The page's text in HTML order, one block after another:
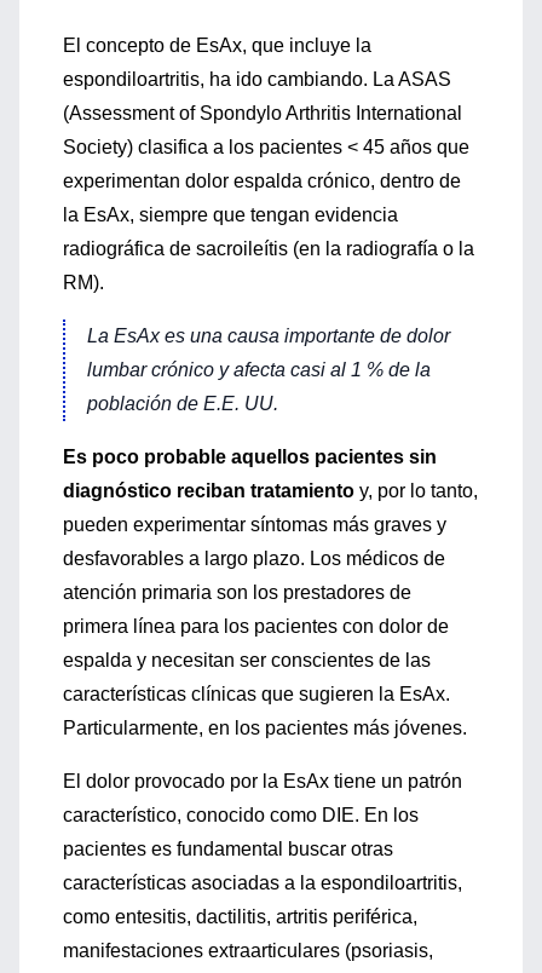
El concepto de EsAx, que incluye la
espondiloartritis, ha ido cambiando. La ASAS
(Assessment of Spondylo Arthritis International
Society) clasifica a los pacientes < 45 años que
experimentan dolor espalda crónico, dentro de
la EsAx, siempre que tengan evidencia
radiográfica de sacroileítis (en la radiografía o la
RM).
La EsAx es una causa importante de dolor
lumbar crónico y afecta casi al 1 % de la
población de E.E. UU.
Es poco probable aquellos pacientes sin
diagnóstico reciban tratamiento y, por lo tanto,
pueden experimentar síntomas más graves y
desfavorables a largo plazo. Los médicos de
atención primaria son los prestadores de
primera línea para los pacientes con dolor de
espalda y necesitan ser conscientes de las
características clínicas que sugieren la EsAx.
Particularmente, en los pacientes más jóvenes.
El dolor provocado por la EsAx tiene un patrón
característico, conocido como DIE. En los
pacientes es fundamental buscar otras
características asociadas a la espondiloartritis,
como entesitis, dactilitis, artritis periférica,
manifestaciones extraarticulares (psoriasis,